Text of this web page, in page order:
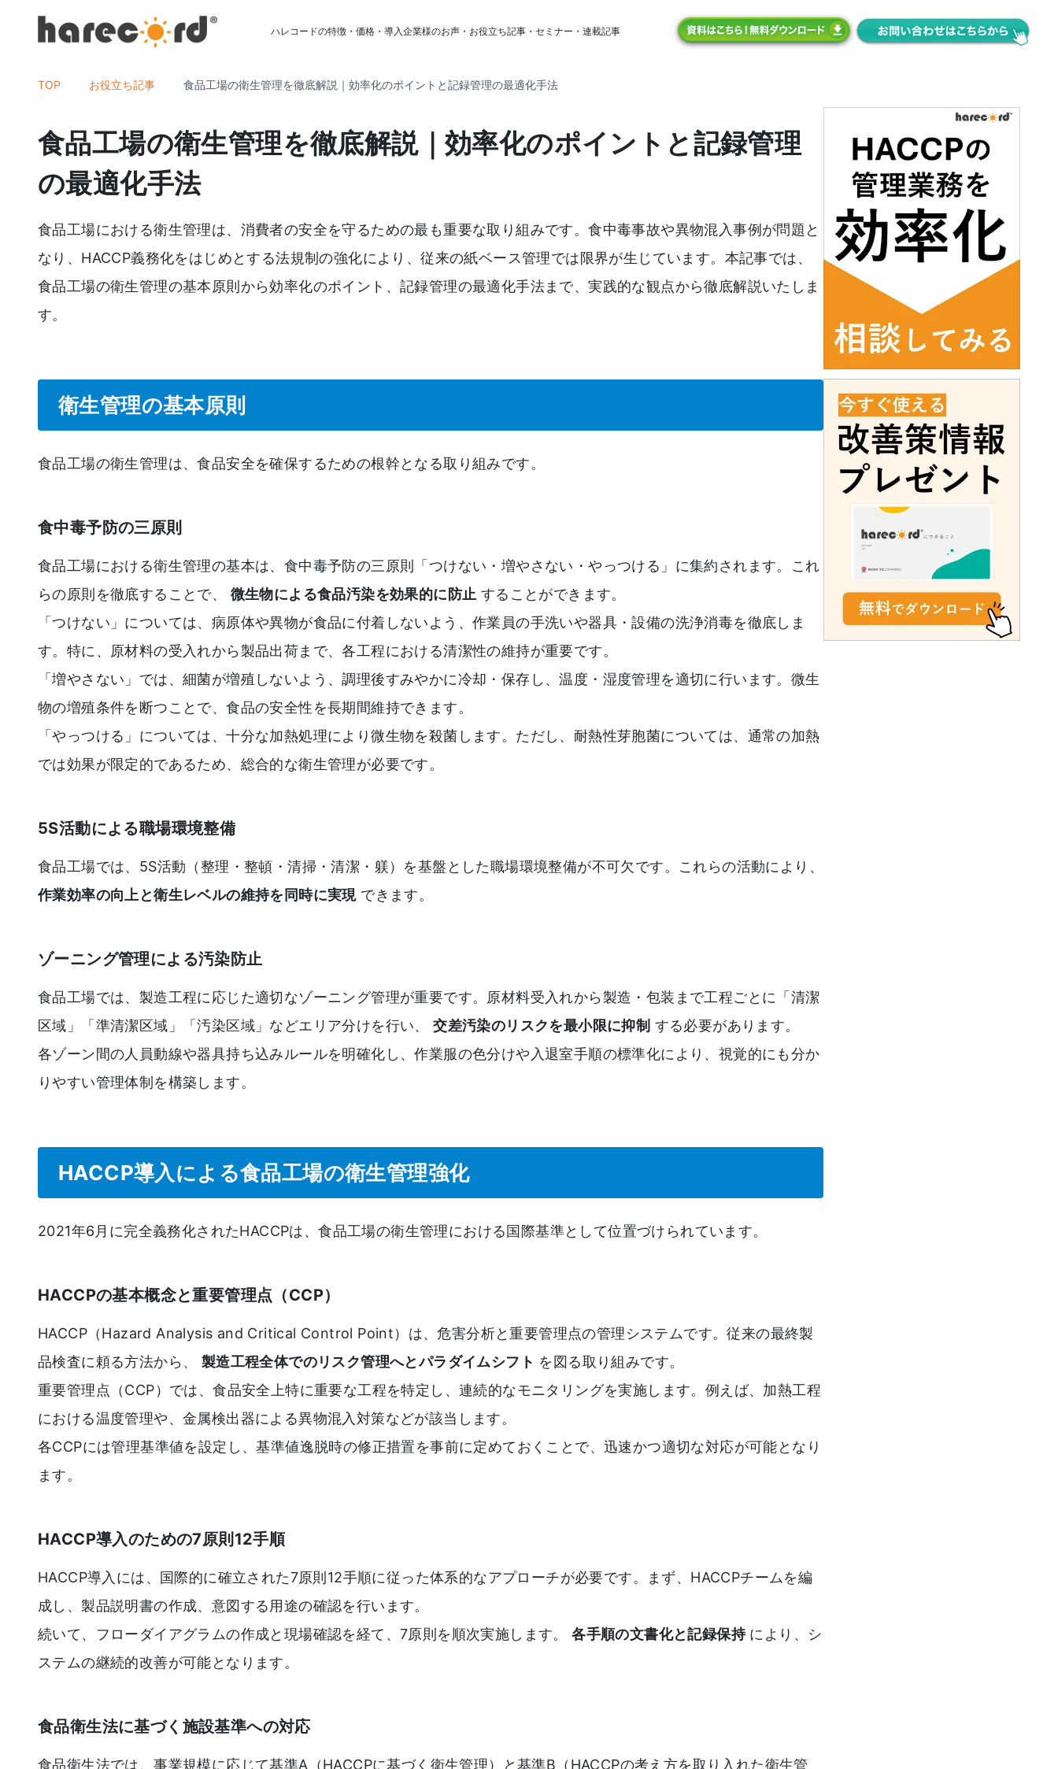
ハレコードの特徴 ・価格 ・導入企業様のお声 ・ お役立ち記事 ・セミナー ・連載記事
TOP お役立ち記事 食品工場の衛生管理を徹底解説｜効率化のポイントと記録管理の最適化手法
食品工場の衛生管理を徹底解説｜効率化のポイントと記録管理
の最適化手法
食品工場における衛生管理は、消費者の安全を守るための最も重要な取り組みです。食中毒事故や異物混入事例が問題と
なり、HACCP義務化をはじめとする法規制の強化により、従来の紙ベース管理では限界が生じています。本記事では、
食品工場の衛生管理の基本原則から効率化のポイント、記録管理の最適化手法まで、実践的な観点から徹底解説いたしま
す。
衛生管理の基本原則
食品工場の衛生管理は、食品安全を確保するための根幹となる取り組みです。
食中毒予防の三原則
食品工場における衛生管理の基本は、食中毒予防の三原則「つけない・増やさない・やっつける」に集約されます。これ
らの原則を徹底することで、 微生物による食品汚染を効果的に防止 することができます。
「つけない」については、病原体や異物が食品に付着しないよう、作業員の手洗いや器具・設備の洗浄消毒を徹底しま
す。特に、原材料の受入れから製品出荷まで、各工程における清潔性の維持が重要です。
「増やさない」では、細菌が増殖しないよう、調理後すみやかに冷却・保存し、温度・湿度管理を適切に行います。微生
物の増殖条件を断つことで、食品の安全性を長期間維持できます。
「やっつける」については、十分な加熱処理により微生物を殺菌します。ただし、耐熱性芽胞菌については、通常の加熱
では効果が限定的であるため、総合的な衛生管理が必要です。
5S活動による職場環境整備
食品工場では、5S活動（整理・整頓・清掃・清潔・躾）を基盤とした職場環境整備が不可欠です。これらの活動により、
作業効率の向上と衛生レベルの維持を同時に実現できます。
ゾーニング管理による汚染防止
食品工場では、製造工程に応じた適切なゾーニング管理が重要です。原材料受入れから製造・包装まで工程ごとに「清潔
区域」「準清潔区域」「汚染区域」などエリア分けを行い、交差汚染のリスクを最小限に抑制 する必要があります。
各ゾーン間の人員動線や器具持ち込みルールを明確化し、作業服の色分けや入退室手順の標準化により、視覚的にも分か
りやすい管理体制を構築します。
HACCP導入による食品工場の衛生管理強化
2021年6月に完全義務化されたHACCPは、食品工場の衛生管理における国際基準として位置づけられています。
HACCPの基本概念と重要管理点（CCP）
HACCP（Hazard Analysis and Critical Control Point）は、危害分析と重要管理点の管理システムです。従来の最終製
品検査に頼る方法から、 製造工程全体でのリスク管理へとパラダイムシフト を図る取り組みです。
重要管理点（CCP）では、食品安全上特に重要な工程を特定し、連続的なモニタリングを実施します。例えば、加熱工程
における温度管理や、金属検出器による異物混入対策などが該当します。
各CCPには管理基準値を設定し、基準値逸脱時の修正措置を事前に定めておくことで、迅速かつ適切な対応が可能となり
ます。
HACCP導入のための7原則12手順
HACCP導入には、国際的に確立された7原則12手順に従った体系的なアプローチが必要です。まず、HACCPチームを編
成し、製品説明書の作成、意図する用途の確認を行います。
続いて、フローダイアグラムの作成と現場確認を経て、7原則を順次実施します。各手順の文書化と記録保持により、シ
ステムの継続的改善が可能となります。
食品衛生法に基づく施設基準への対応
食品衛生法では、事業規模に応じて基準A（HACCPに基づく衛生管理）と基準B（HACCPの考え方を取り入れた衛生管